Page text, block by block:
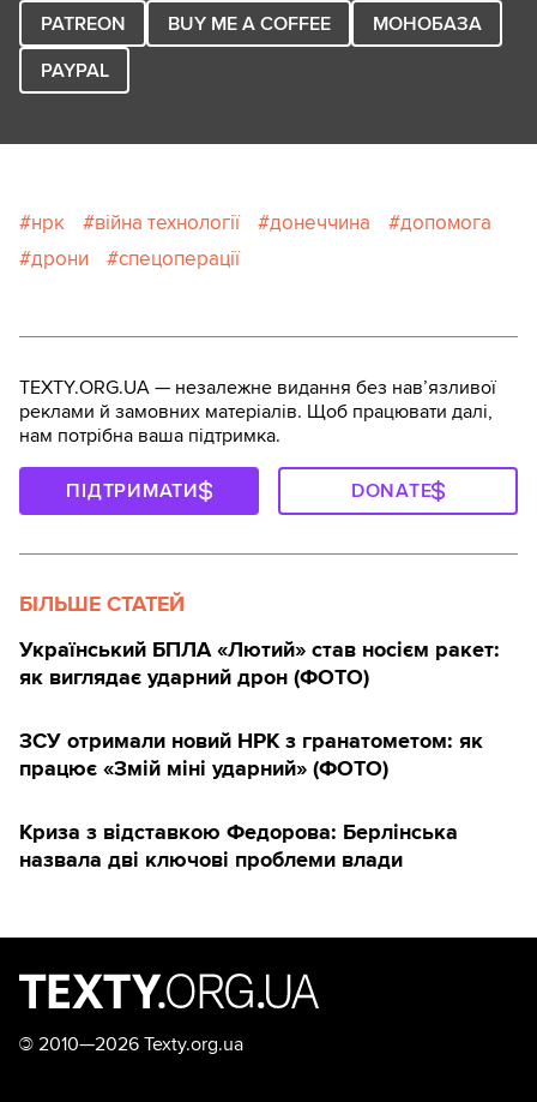
PATREON BUY ME A COFFEE
МОНОБАЗА
PAYPAL
нрк війна технології донеччина
допомога
дрони
спецоперації
TEXTY.ORG.UA — незалежне видання без навʼязливої
реклами й замовних матеріалів. Щоб працювати далі,
нам потрібна ваша підтримка.
ПІДТРИМАТИ DONATE
БІЛЬШЕ СТАТЕЙ
Український БПЛА «Лютий» став носієм ракет:
як виглядає ударний дрон (ФОТО)
ЗСУ отримали новий НРК з гранатометом: як
працює «Змій міні ударний» (ФОТО)
Криза з відставкою Федорова: Берлінська
назвала дві ключові проблеми влади
© 2010—2026 Texty.org.ua